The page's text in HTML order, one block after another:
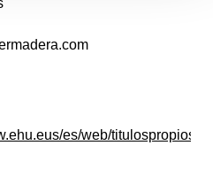
es/web/titulospropios/